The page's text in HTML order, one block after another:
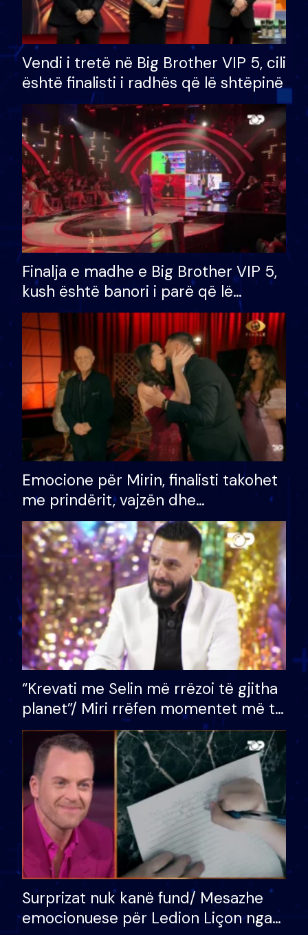
Vendi i tretë në Big Brother VIP 5, cili
është finalisti i radhës që lë shtëpinë
Finalja e madhe e Big Brother VIP 5,
kush është banori i parë që lë
shtëpinë dhe humb mundësinë për
të fituar çmimin e madh
Emocione për Mirin, finalisti takohet
me prindërit, vajzën dhe
bashkëshorten: S’kemi ndonjë letër
divorci apo jo?
“Krevati me Selin më rrëzoi të gjitha
planet”/ Miri rrëfen momentet më të
bukura në shtëpinë e BB VIP: Do më
mungojë zilja e mëngjesit kur…
Surprizat nuk kanë fund/ Mesazhe
emocionuese për Ledion Liçon nga